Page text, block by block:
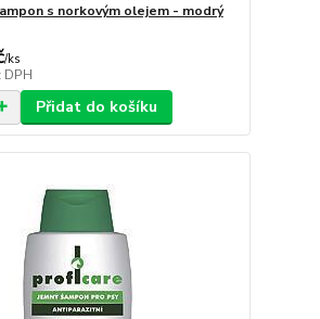
s norkovým olejem - modrý
/ks
DPH
Přidat do košíku